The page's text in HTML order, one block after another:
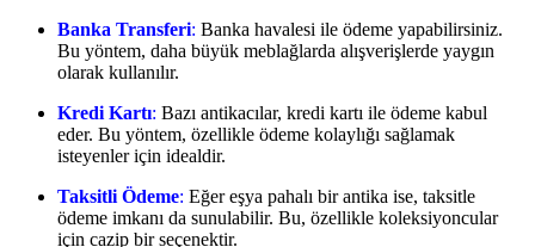
Banka Transferi: Banka havalesi ile ödeme yapabilirsiniz.
Bu yöntem, daha büyük meblağlarda alışverişlerde yaygın
olarak kullanılır.
Kredi Kartı: Bazı antikacılar, kredi kartı ile ödeme kabul
eder. Bu yöntem, özellikle ödeme kolaylığı sağlamak
isteyenler için idealdir.
Taksitli Ödeme: Eğer eşya pahalı bir antika ise, taksitle
ödeme imkanı da sunulabilir. Bu, özellikle koleksiyoncular
için cazip bir seçenektir.